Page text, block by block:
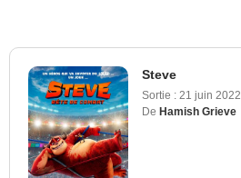
Steve
Sortie : 21 juin 2022
De Hamish Grieve